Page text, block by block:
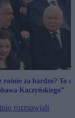
rośnie za bardzo? To
Kaczyńskiego”
rozmawiali